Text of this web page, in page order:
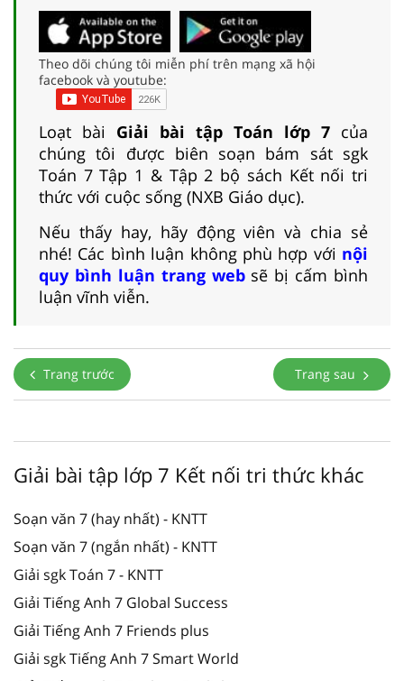
Theo dõi chúng tôi miễn phí trên mạng xã hội
facebook và youtube:
Loạt bài Giải bài tập Toán lớp 7 của
chúng tôi được biên soạn bám sát sgk
Toán 7 Tập 1 & Tập 2 bộ sách Kết nối tri
thức với cuộc sống (NXB Giáo dục).
Nếu thấy hay, hãy động viên và chia sẻ
nhé! Các bình luận không phù hợp với nội
quy bình luận trang websẽ bị cấm bình
luận vĩnh viễn.
Trang trước Trang sau
Giải bài tập lớp 7 Kết nối tri thức khác
Soạn văn 7 (hay nhất) - KNTT
Soạn văn 7 (ngắn nhất) - KNTT
Giải sgk Toán 7 - KNTT
Giải Tiếng Anh 7 Global Success
Giải Tiếng Anh 7 Friends plus
Giải sgk Tiếng Anh 7 Smart World